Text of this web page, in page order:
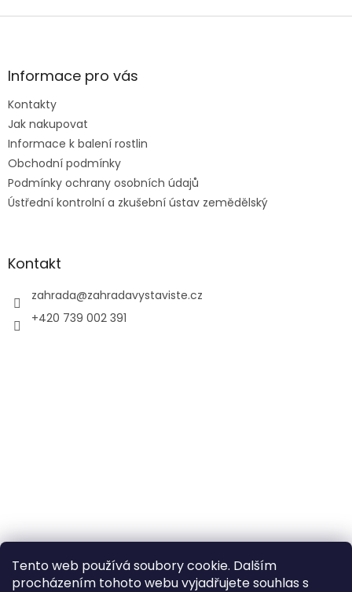
Tento web používá soubory cookie. Dalším
procházením tohoto webu vyjadřujete souhlas s
Z
aInformace pro vás
Kontakty
Jak nakupovat
Informace k balení rostlin
Obchodní podmínky
Podmínky ochrany osobních údajů
Ústřední kontrolní a zkušební ústav zemědělský
Kontakt
zahrada@zahradavystaviste.cz
+420 739 002 391